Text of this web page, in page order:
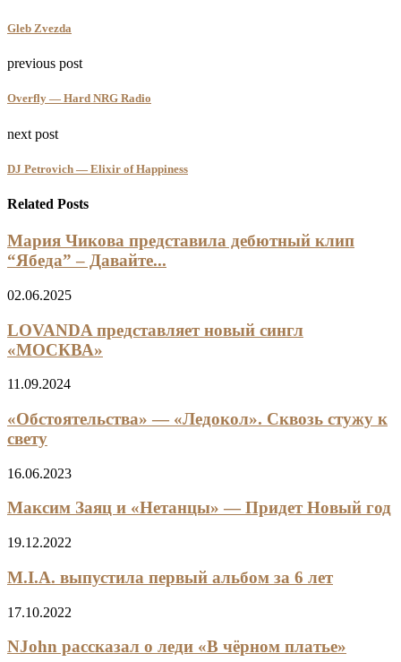
Gleb Zvezda
previous post
Overfly — Hard NRG Radio
next post
DJ Petrovich — Elixir of Happiness
Related Posts
Мария Чикова представила дебютный клип
“Ябеда” – Давайте...
02.06.2025
LOVANDA представляет новый сингл
«МОСКВА»
11.09.2024
«Обстоятельства» — «Ледокол». Сквозь стужу к
свету
16.06.2023
Максим Заяц и «Нетанцы» — Придет Новый год
19.12.2022
M.I.A. выпустила первый альбом за 6 лет
17.10.2022
NJohn рассказал о леди «В чёрном платье»